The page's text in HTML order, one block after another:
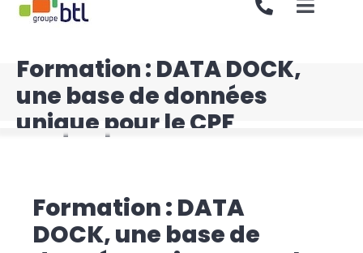
Toggle
Formation : DATA DOCK,
une base de données
unique pour le CPF
Formation : DATA
DOCK, une base de